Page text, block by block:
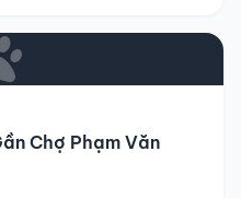
Chợ Phạm Văn